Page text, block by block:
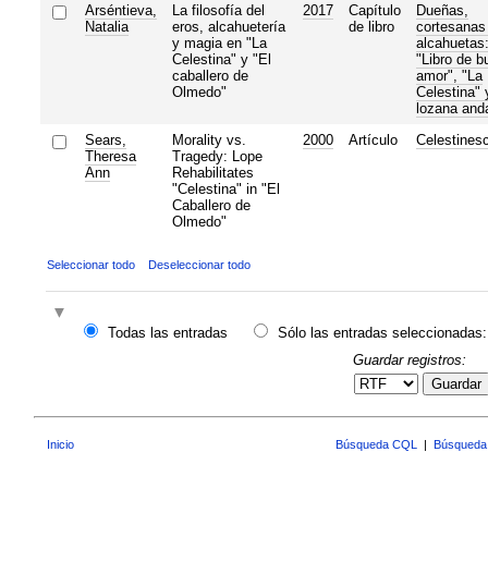
Arséntieva,
Natalia
La filosofía del
eros, alcahuetería
y magia en "La
Celestina" y "El
caballero de
Olmedo"
2017
Capítulo
de libro
Dueñas,
alcahuetas:
"Libro de
amor", "La
Celestina"
lozana
Sears,
Theresa
Ann
Morality vs.
Tragedy: Lope
Rehabilitates
"Celestina" in "El
Caballero de
Olmedo"
2000 Artículo
Seleccionar todo Deseleccionar todo
Todas las entradas
Sólo las entradas seleccionadas:
Guardar registros:
Guardar
Inicio Búsqueda CQL